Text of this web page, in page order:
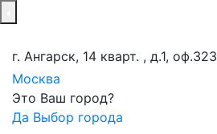
г. Ангарск, 14 кварт. , д.1, оф.323
Москва
Это Ваш город?
Да Выбор города